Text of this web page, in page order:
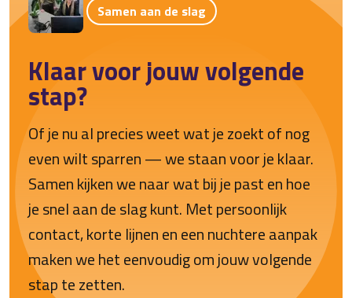
Samen aan de slag
Klaar voor jouw volgende
stap?
Of je nu al precies weet wat je zoekt of nog
even wilt sparren — we staan voor je klaar.
Samen kijken we naar wat bij je past en hoe
je snel aan de slag kunt. Met persoonlijk
contact, korte lijnen en een nuchtere aanpak
maken we het eenvoudig om jouw volgende
stap te zetten.